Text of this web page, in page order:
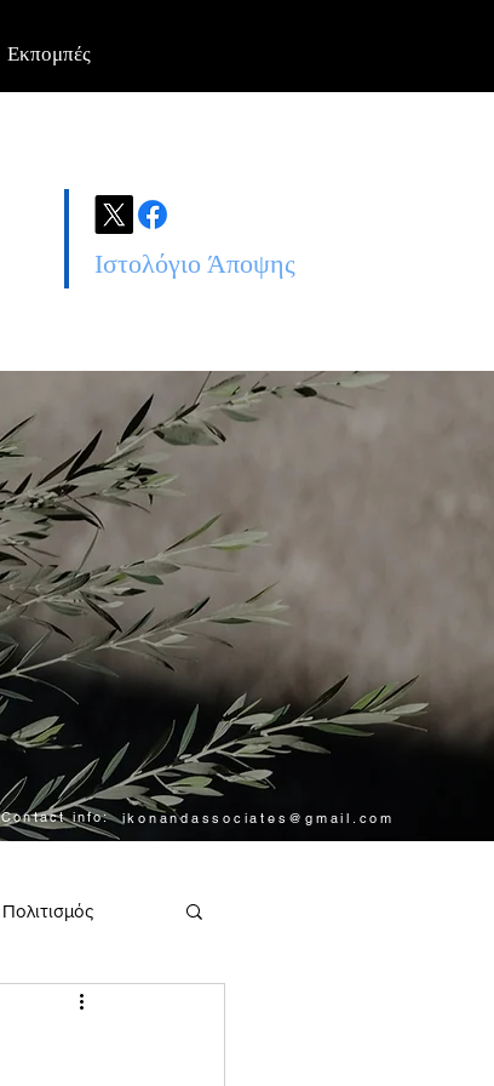
Εκπομπές
Ιστολόγιο Άποψης
ikonandassociates@gmail.com
Contact info:
Πολιτισμός